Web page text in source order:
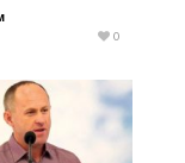
0